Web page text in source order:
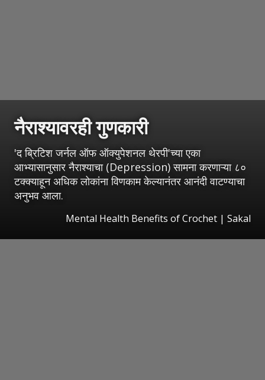
नैराश्यावरही गुणकारी
'द ब्रिटिश जर्नल ऑफ ऑक्युपेशनल थेरपी'च्या एका
आभ्यासानुसार नैराश्याचा (Depression) सामना करणाऱ्या ८०
टक्क्याहून अधिक लोकांना विणकाम केल्यानंतर आनंदी वाटण्याचा
अनुभव आला.
Mental Health Benefits of Crochet | Sakal